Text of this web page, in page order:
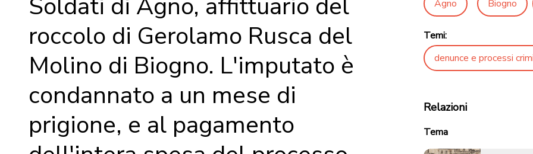
Soldati di Agno, affittuario del
roccolo di Gerolamo Rusca del
Molino di Biogno. L'imputato è
condannato a un mese di
prigione, e al pagamento
Agno Biogno
Temi:
denunce e processi
Relazioni
Tema